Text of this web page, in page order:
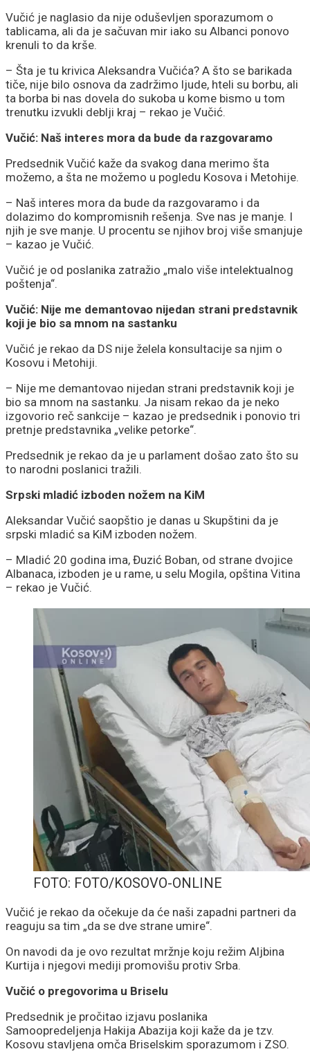
Vučić je naglasio da nije oduševljen sporazumom o
tablicama, ali da je sačuvan mir iako su Albanci ponovo
krenuli to da krše.
– Šta je tu krivica Aleksandra Vučića? A što se barikada
tiče, nije bilo osnova da zadržimo ljude, hteli su borbu, ali
ta borba bi nas dovela do sukoba u kome bismo u tom
trenutku izvukli deblji kraj – rekao je Vučić.
Vučić: Naš interes mora da bude da razgovaramo
Predsednik Vučić kaže da svakog dana merimo šta
možemo, a šta ne možemo u pogledu Kosova i Metohije.
– Naš interes mora da bude da razgovaramo i da
dolazimo do kompromisnih rešenja. Sve nas je manje. I
njih je sve manje. U procentu se njihov broj više smanjuje
– kazao je Vučić.
Vučić je od poslanika zatražio „malo više intelektualnog
poštenja“.
Vučić: Nije me demantovao nijedan strani predstavnik
koji je bio sa mnom na sastanku
Vučić je rekao da DS nije želela konsultacije sa njim o
Kosovu i Metohiji.
– Nije me demantovao nijedan strani predstavnik koji je
bio sa mnom na sastanku. Ja nisam rekao da je neko
izgovorio reč sankcije – kazao je predsednik i ponovio tri
pretnje predstavnika „velike petorke“.
Predsednik je rekao da je u parlament došao zato što su
to narodni poslanici tražili.
Srpski mladić izboden nožem na KiM
Aleksandar Vučić saopštio je danas u Skupštini da je
srpski mladić sa KiM izboden nožem.
– Mladić 20 godina ima, Đuzić Boban, od strane dvojice
Albanaca, izboden je u rame, u selu Mogila, opština Vitina
– rekao je Vučić.
FOTO: FOTO/KOSOVO-ONLINE
Vučić je rekao da očekuje da će naši zapadni partneri da
reaguju sa tim „da se dve strane umire“.
On navodi da je ovo rezultat mržnje koju režim Aljbina
Kurtija i njegovi mediji promovišu protiv Srba.
Vučić o pregovorima u Briselu
Predsednik je pročitao izjavu poslanika
Samoopredeljenja Hakija Abazija koji kaže da je tzv.
Kosovu stavljena omča Briselskim sporazumom i ZSO.